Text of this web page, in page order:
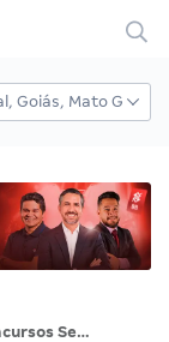
Concursos Segurança CE: reforço de 6.730 profissionais. Confira